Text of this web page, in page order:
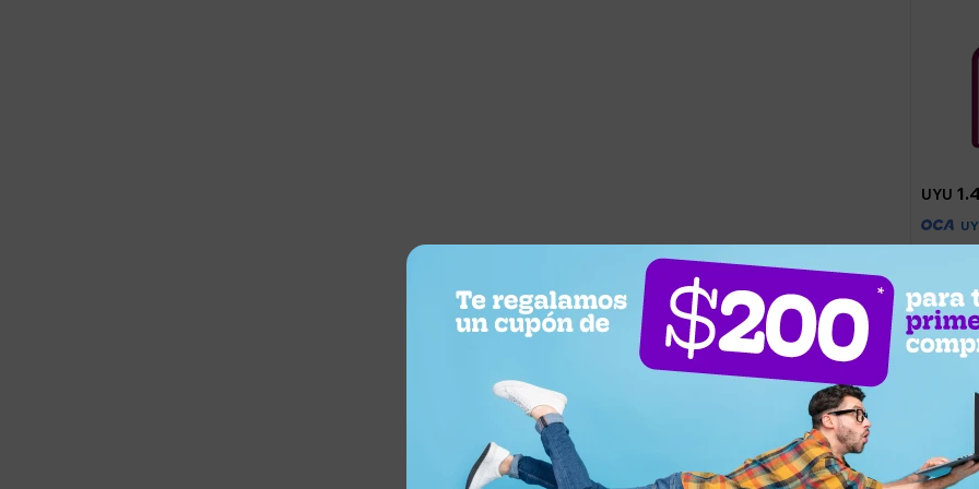
UYU
Curl
Llega
¿Por qué elegir este producto?